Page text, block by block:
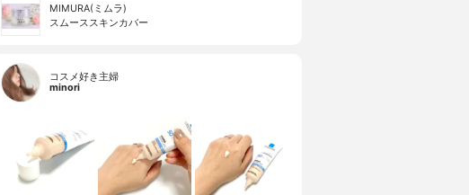
MIMURA(ミムラ)
スムーススキンカバー
コスメ好き主婦
minori